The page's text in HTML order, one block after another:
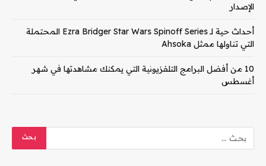
الإصدار
أحداث حية لـ Ezra Bridger Star Wars Spinoff Series المحتملة
التي تناولها ممثل Ahsoka
10 من أفضل البرامج التلفزيونية التي يمكنك مشاهدتها في شهر
أغسطس